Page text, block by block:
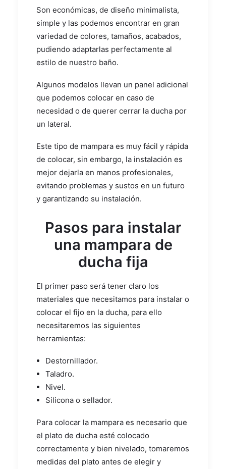
Son económicas, de diseño minimalista,
simple y las podemos encontrar en gran
variedad de colores, tamaños, acabados,
pudiendo adaptarlas perfectamente al
estilo de nuestro baño.
Algunos modelos llevan un panel adicional
que podemos colocar en caso de
necesidad o de querer cerrar la ducha por
un lateral.
Este tipo de mampara es muy fácil y rápida
de colocar, sin embargo, la instalación es
mejor dejarla en manos profesionales,
evitando problemas y sustos en un futuro
y garantizando su instalación.
Pasos para instalar
una mampara de
ducha fija
El primer paso será tener claro los
materiales que necesitamos para instalar o
colocar el fijo en la ducha, para ello
necesitaremos las siguientes
herramientas:
Destornillador.
Taladro.
Nivel.
Silicona o sellador.
Para colocar la mampara es necesario que
el plato de ducha esté colocado
correctamente y bien nivelado, tomaremos
medidas del plato antes de elegir y